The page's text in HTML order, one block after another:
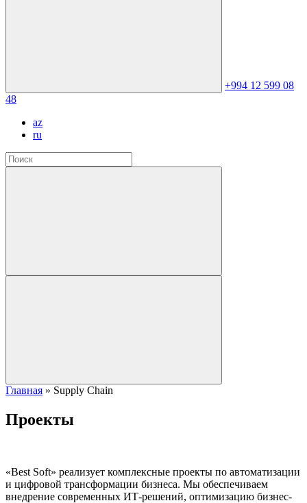
+994 12 599 08
48
az
ru
Главная » Supply Chain
Проекты
«Best Soft» реализует комплексные проекты по автоматизации
и цифровой трансформации бизнеса. Мы обеспечиваем
внедрение современных ИТ-решений, оптимизацию бизнес-